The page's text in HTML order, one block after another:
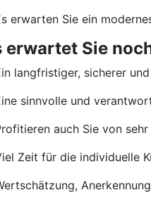
erwarten Sie ein
erwartet Sie
langfristiger, sicherer
sinnvolle und
auch Sie von
Zeit für die individuelle